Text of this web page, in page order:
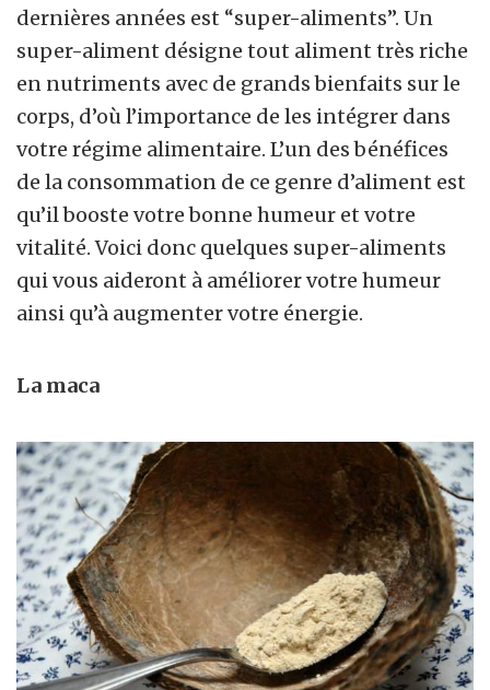
dernières années est “super-aliments”. Un
super-aliment désigne tout aliment très riche
en nutriments avec de grands bienfaits sur le
corps, d’où l’importance de les intégrer dans
votre régime alimentaire. L’un des bénéfices
de la consommation de ce genre d’aliment est
qu’il booste votre bonne humeur et votre
vitalité. Voici donc quelques super-aliments
qui vous aideront à améliorer votre humeur
ainsi qu’à augmenter votre énergie.
La maca